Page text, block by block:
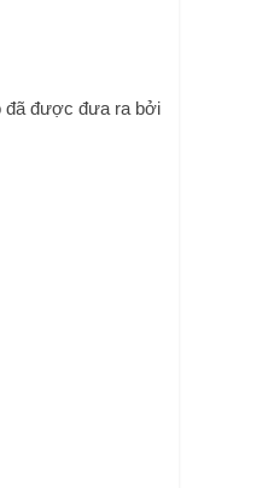
đã được đưa ra bởi